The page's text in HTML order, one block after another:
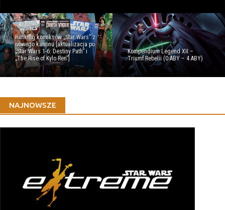
Ranking komiksów „Star Wars” z
nowego kanonu [aktualizacja po
„Star Wars 1-6: Destiny Path” i
„The Rise of Kylo Ren”]
Kompendium Legend XII –
Triumf Rebelii (0 ABY – 4 ABY)
NAJNOWSZE